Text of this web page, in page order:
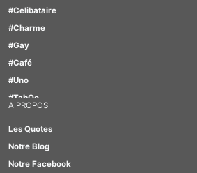
#Celibataire
#Charme
#Gay
#Café
#Uno
#TabOo
#Motus
#Scrabble
#Quizz
A PROPOS
Les Quotes
Notre Blog
Notre Facebook